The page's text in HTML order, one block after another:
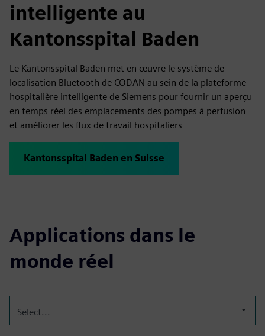
intelligente au
Kantonsspital Baden
Le Kantonsspital Baden met en œuvre le système de
localisation Bluetooth de CODAN au sein de la plateforme
hospitalière intelligente de Siemens pour fournir un aperçu
en temps réel des emplacements des pompes à perfusion
et améliorer les flux de travail hospitaliers
Kantonsspital Baden en Suisse
Applications dans le
monde réel
Select...